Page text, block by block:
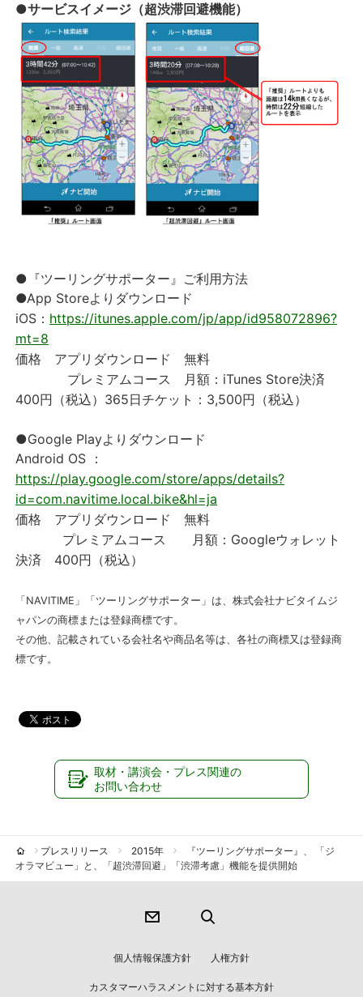
●サービスイメージ（超渋滞回避機能）
●『ツーリングサポーター』ご利用方法
●App Storeよりダウンロード
iOS： https://itunes.apple.com/jp/app/id958072896?
mt=8
価格 アプリダウンロード 無料
プレミアムコース 月額：iTunes Store決済
400円（税込）365日チケット：3,500円（税込）
●Google Playよりダウンロード
Android OS ：
https://play.google.com/store/apps/details?
id=com.navitime.local.bike&hl=ja
価格 アプリダウンロード 無料
プレミアムコース 月額：Googleウォレット
決済 400円（税込）
「NAVITIME」「ツーリングサポーター」は、株式会社ナビタイムジ
ャパンの商標または登録商標です。
その他、記載されている会社名や商品名等は、各社の商標又は登録商
標です。
取材・講演会・プレス関連の
お問い合わせ
プレスリリース 2015年
『ツーリングサポーター』、 「ジ
オラマビュー」と、「超渋滞回避」「渋滞考慮」機能を提供開始
個人情報保護方針 人権方針
カスタマーハラスメントに対する基本方針